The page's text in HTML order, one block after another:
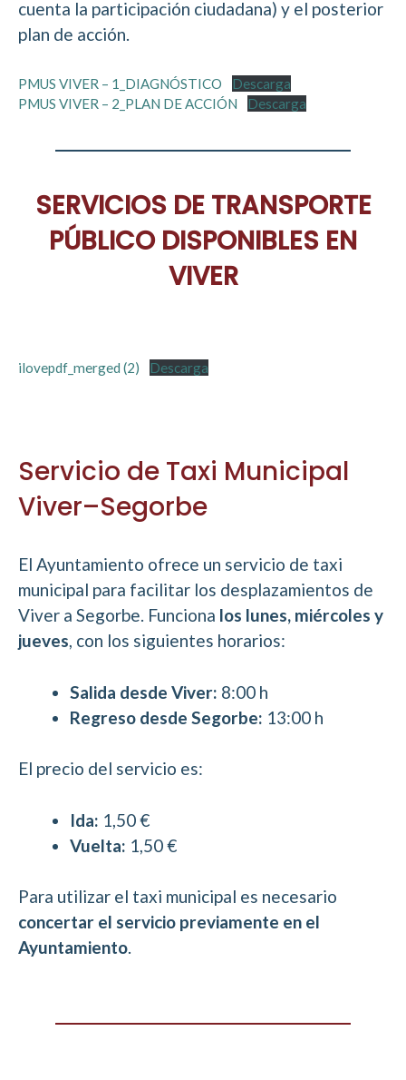
cuenta la participación ciudadana) y el posterior
plan de acción.
PMUS VIVER – 1_DIAGNÓSTICO
Descarga
PMUS VIVER – 2_PLAN DE ACCIÓN
Descarga
SERVICIOS DE TRANSPORTE
PÚBLICO DISPONIBLES EN
VIVER
ilovepdf_merged (2) Descarga
Servicio de Taxi Municipal
Viver–Segorbe
El Ayuntamiento ofrece un servicio de taxi
municipal para facilitar los desplazamientos de
Viver a Segorbe. Funciona los lunes, miércoles y
jueves, con los siguientes horarios:
Salida desde Viver: 8:00 h
Regreso desde Segorbe: 13:00 h
El precio del servicio es:
Ida: 1,50 €
Vuelta: 1,50 €
Para utilizar el taxi municipal es necesario
concertar el servicio previamente en el
Ayuntamiento.